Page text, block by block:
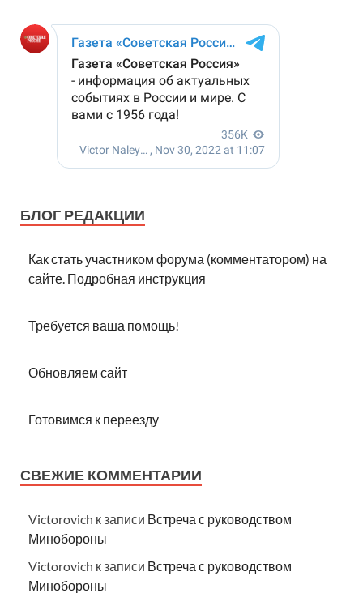
БЛОГ РЕДАКЦИИ
Как стать участником форума (комментатором) на
сайте. Подробная инструкция
Требуется ваша помощь!
Обновляем сайт
Готовимся к переезду
СВЕЖИЕ КОММЕНТАРИИ
Victorovich к записи Встреча с руководством
Минобороны
Victorovich к записи Встреча с руководством
Минобороны